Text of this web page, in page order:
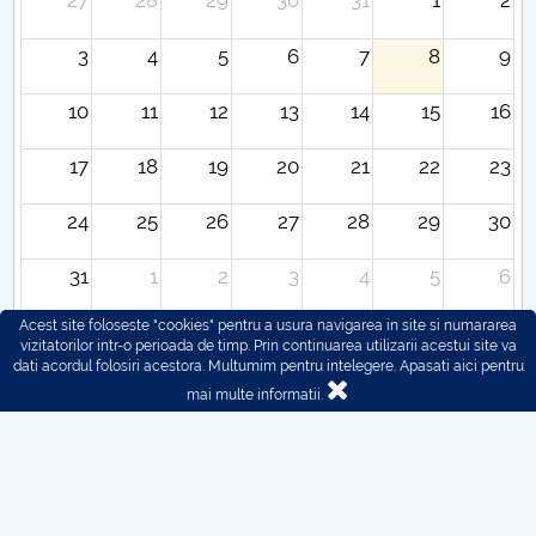
3 4 5 6 7 8 9
10 11 12 13 14 15 16
17 18 19 20 21 22 23
24 25 26 27 28 29 30
31 1 2 3 4 5 6
Acest site foloseste "cookies" pentru a usura navigarea in site si numararea
vizitatorilor intr-o perioada de timp. Prin continuarea utilizarii acestui site va
dati acordul folosiri acestora. Multumim pentru intelegere. Apasati aici pentru
mai multe informatii.